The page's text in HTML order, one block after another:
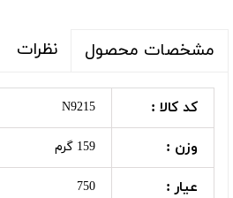
مشخصات محصول نظرات
کد کالا : N9215
وزن : 159 گرم
عیار : 750